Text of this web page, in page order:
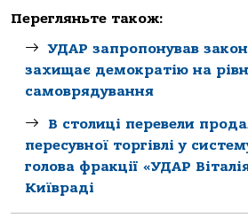
Перегляньте також:
УДАР запропонував
захищає демократію на
самоврядування
В столиці перевели
пересувної торгівлі у
голова фракції «УДАР
Київраді